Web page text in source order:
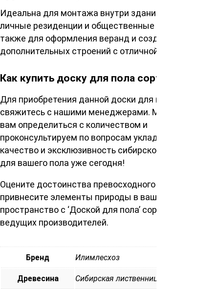
Идеальна для монтажа внутри зданий, включая
личные резиденции и общественные заведения, а
также для оформления веранд и создания
дополнительных строений с отличной вентиляцией.
Как купить доску для пола сорт Экстра?
Для приобретения данной доски для пола
свяжитесь с нашими менеджерами. Мы поможем
вам определиться с количеством и
проконсультируем по вопросам укладки. Выберите
качество и эксклюзивность сибирской лиственницы
для вашего пола уже сегодня!
Оцените достоинства превосходного материала и
привнесите элементы природы в ваше
пространство с ‘Доской для пола’ сорт Экстра от
ведущих производителей.
Бренд Илимлесхоз
Древесина Сибирская лиственница